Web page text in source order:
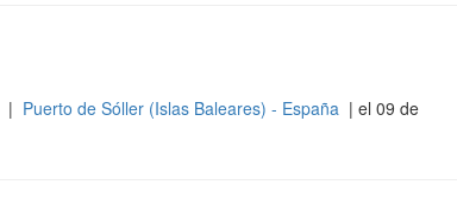
| Puerto de Sóller (Islas Baleares) - España | el 09 de